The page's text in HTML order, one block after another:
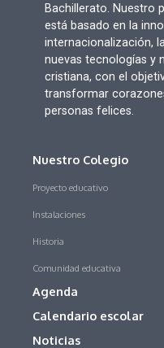
Bachillerato. Nuestro
está basado en la
internacionalización,
nuevas tecnologías y
cristiana, con el
transformar
personas felices.
Nuestro Colegio
Proyecto educativo
Instalaciones
Historia
Comunidad educativa
Agenda
Calendario escolar
Noticias